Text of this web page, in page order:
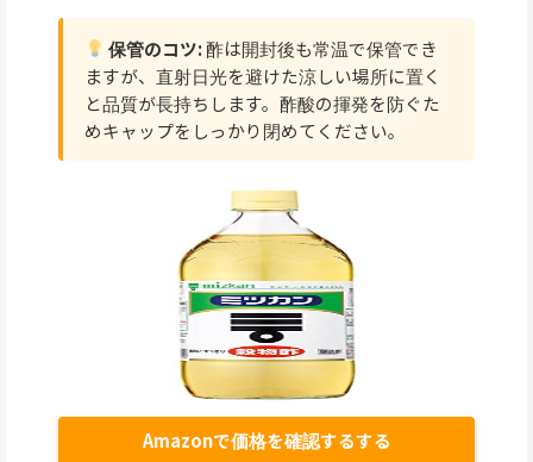
保管のコツ:酢は開封後も常温で保管でき
ますが、直射日光を避けた涼しい場所に置く
と品質が長持ちします。酢酸の揮発を防ぐた
めキャップをしっかり閉めてください。
Amazonで価格を確認するする